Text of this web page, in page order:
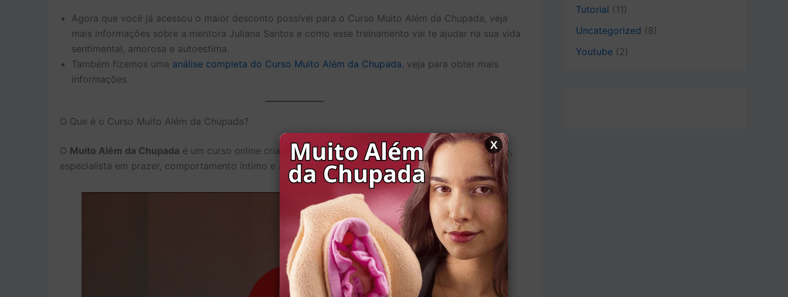
Agora que você já acessou o maior desconto possível para o Curso Muito Além da Chupada, veja
mais informações sobre a mentora Juliana Santos e como esse treinamento vai te ajudar na sua vida
sentimental, amorosa e autoestima.
Também fizemos uma análise completa do Curso Muito Além da Chupada, veja para obter mais
informações.
O Que é o Curso Muito Além da Chupada?
O Muito Além da Chupada é um curso online criado porJuliana Santos (SST – Sexologia Sem Tabu) ,
especialista em prazer, comportamento íntimo e sexualidade.
X
Tutorial (11)
Uncategorized (8)
Youtube (2)